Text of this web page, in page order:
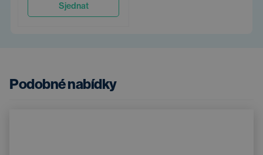
Sjednat
Podobné nabídky